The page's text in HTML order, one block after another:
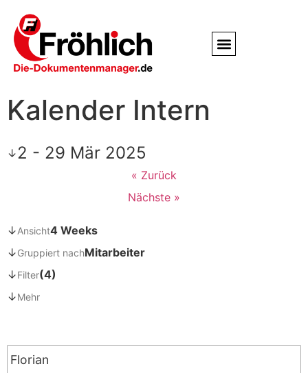
Kalender Intern
↓2 - 29 Mär 2025
« Zurück
Nächste »
↓Ansicht4 Weeks
↓Gruppiert nachMitarbeiter
↓Filter(4)
↓Mehr
Florian